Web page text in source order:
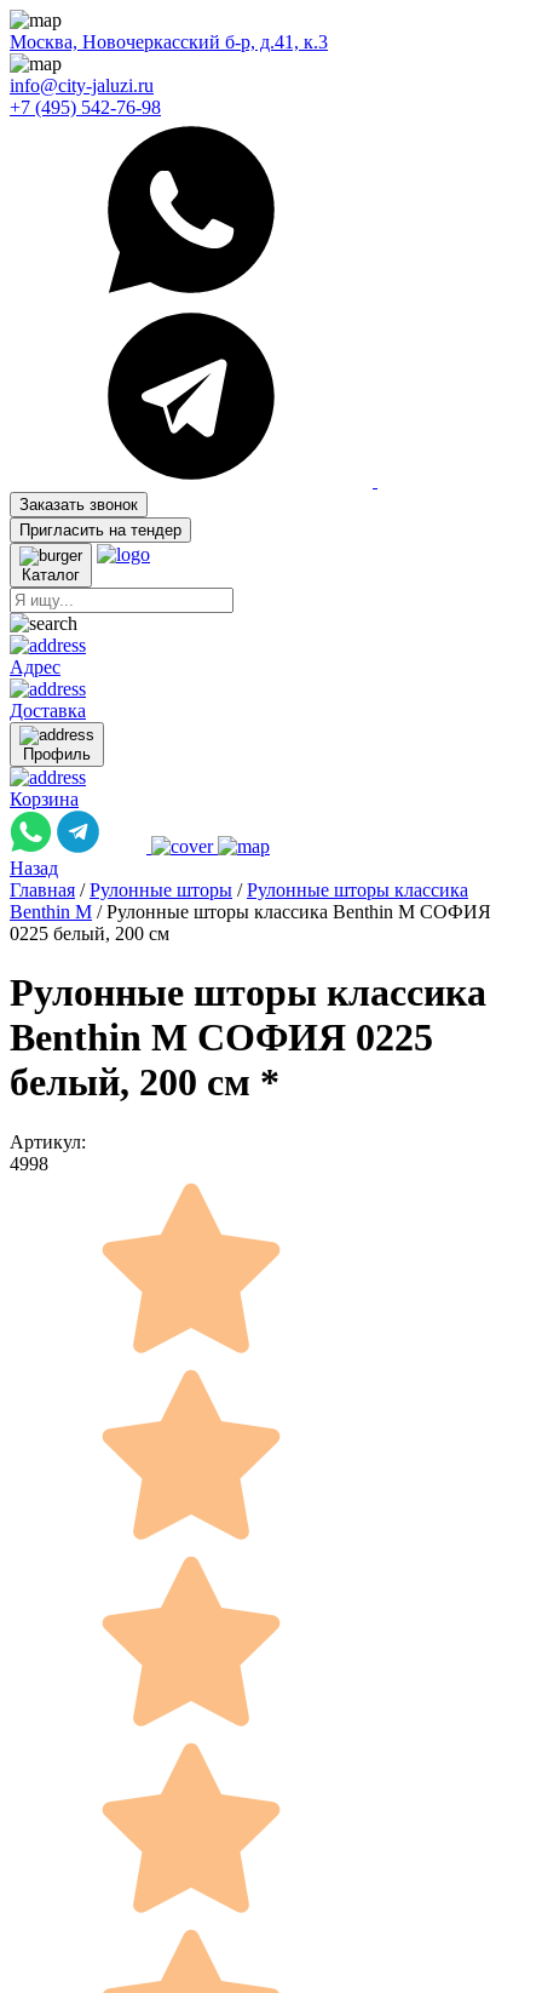
Москва, Новочеркасский б-р, д.41, к.3
info@city-jaluzi.ru
+7 (495) 542-76-98
Заказать звонок
Пригласить на тендер
Каталог
Адрес
Доставка
Профиль
Корзина
Назад
Главная / Рулонные шторы / Рулонные шторы классика
Benthin M / Рулонные шторы классика Benthin M СОФИЯ
0225 белый, 200 см
Рулонные шторы классика
Benthin M СОФИЯ 0225
белый, 200 см *
Артикул:
4998